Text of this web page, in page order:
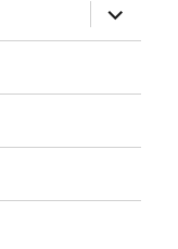
확
장
위
메
장